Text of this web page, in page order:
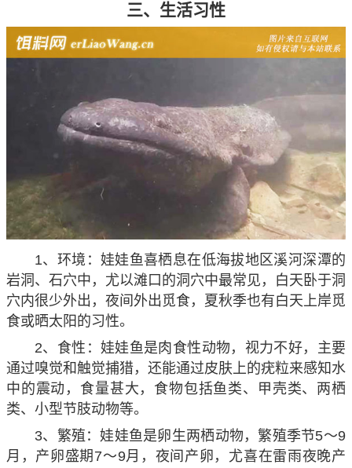
三、生活习性
1、环境：娃娃鱼喜栖息在低海拔地区溪河深潭的
岩洞、石穴中，尤以滩口的洞穴中最常见，白天卧于洞
穴内很少外出，夜间外出觅食，夏秋季也有白天上岸觅
食或晒太阳的习性。
2、食性：娃娃鱼是肉食性动物，视力不好，主要
通过嗅觉和触觉捕猎，还能通过皮肤上的疣粒来感知水
中的震动，食量甚大，食物包括鱼类、甲壳类、两栖
类、小型节肢动物等。
3、繁殖：娃娃鱼是卵生两栖动物，繁殖季节5～9
月，产卵盛期7～9月，夜间产卵，尤喜在雷雨夜晚产